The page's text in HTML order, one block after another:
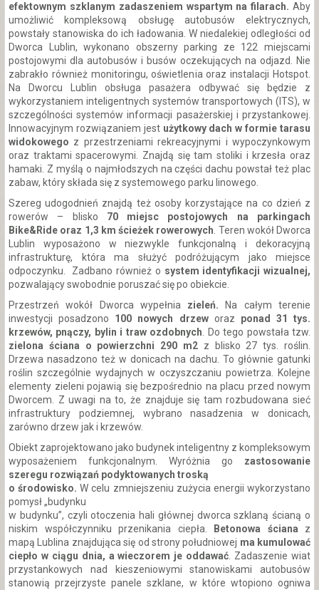
efektownym szklanym zadaszeniem wspartym na filarach. Aby
umożliwić kompleksową obsługę autobusów elektrycznych,
powstały stanowiska do ich ładowania. W niedalekiej odległości od
Dworca Lublin, wykonano obszerny parking ze 122 miejscami
postojowymi dla autobusów i busów oczekujących na odjazd. Nie
zabrakło również monitoringu, oświetlenia oraz instalacji Hotspot.
Na Dworcu Lublin obsługa pasażera odbywać się będzie z
wykorzystaniem inteligentnych systemów transportowych (ITS), w
szczególności systemów informacji pasażerskiej i przystankowej.
Innowacyjnym rozwiązaniem jest użytkowy dach w formie tarasu
widokowego z przestrzeniami rekreacyjnymi i wypoczynkowym
oraz traktami spacerowymi. Znajdą się tam stoliki i krzesła oraz
hamaki. Z myślą o najmłodszych na części dachu powstał też plac
zabaw, który składa się z systemowego parku linowego.
Szereg udogodnień znajdą też osoby korzystające na co dzień z
rowerów – blisko 70 miejsc postojowych na parkingach
Bike&Ride oraz 1,3 km ścieżek rowerowych. Teren wokół Dworca
Lublin wyposażono w niezwykle funkcjonalną i dekoracyjną
infrastrukturę, która ma służyć podróżującym jako miejsce
odpoczynku. Zadbano również o system identyfikacji wizualnej,
pozwalający swobodnie poruszać się po obiekcie.
Przestrzeń wokół Dworca wypełnia zieleń. Na całym terenie
inwestycji posadzono 100 nowych drzew oraz ponad 31 tys.
krzewów, pnączy, bylin i traw ozdobnych. Do tego powstała tzw.
zielona ściana o powierzchni 290 m2 z blisko 27 tys. roślin.
Drzewa nasadzono też w donicach na dachu. To głównie gatunki
roślin szczególnie wydajnych w oczyszczaniu powietrza. Kolejne
elementy zieleni pojawią się bezpośrednio na placu przed nowym
Dworcem. Z uwagi na to, że znajduje się tam rozbudowana sieć
infrastruktury podziemnej, wybrano nasadzenia w donicach,
zarówno drzew jak i krzewów.
Obiekt zaprojektowano jako budynek inteligentny z kompleksowym
wyposażeniem funkcjonalnym. Wyróżnia go zastosowanie
szeregu rozwiązań podyktowanych troską
o środowisko.W celu zmniejszeniu zużycia energii wykorzystano
pomysł „budynku
w budynku”, czyli otoczenia hali głównej dworca szklaną ścianą o
niskim współczynniku przenikania ciepła.
Betonowa ściana z
mapą Lublina znajdująca się od strony południowej ma kumulować
ciepło w ciągu dnia, a wieczorem je oddawać. Zadaszenie wiat
przystankowych nad kieszeniowymi stanowiskami autobusów
stanowią przejrzyste panele szklane, w które wtopiono ogniwa